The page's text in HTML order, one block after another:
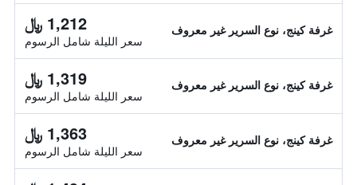
غرفة كينج، نوع السرير غير معروف 1,212 ﷼
سعر الليلة شامل الرسوم
غرفة كينج، نوع السرير غير معروف 1,319 ﷼
سعر الليلة شامل الرسوم
غرفة كينج، نوع السرير غير معروف 1,363 ﷼
سعر الليلة شامل الرسوم